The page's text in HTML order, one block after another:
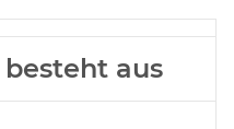
aus